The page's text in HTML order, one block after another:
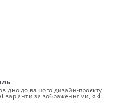
до вашого дизайн-проєкту
варіанти за зображеннями, які